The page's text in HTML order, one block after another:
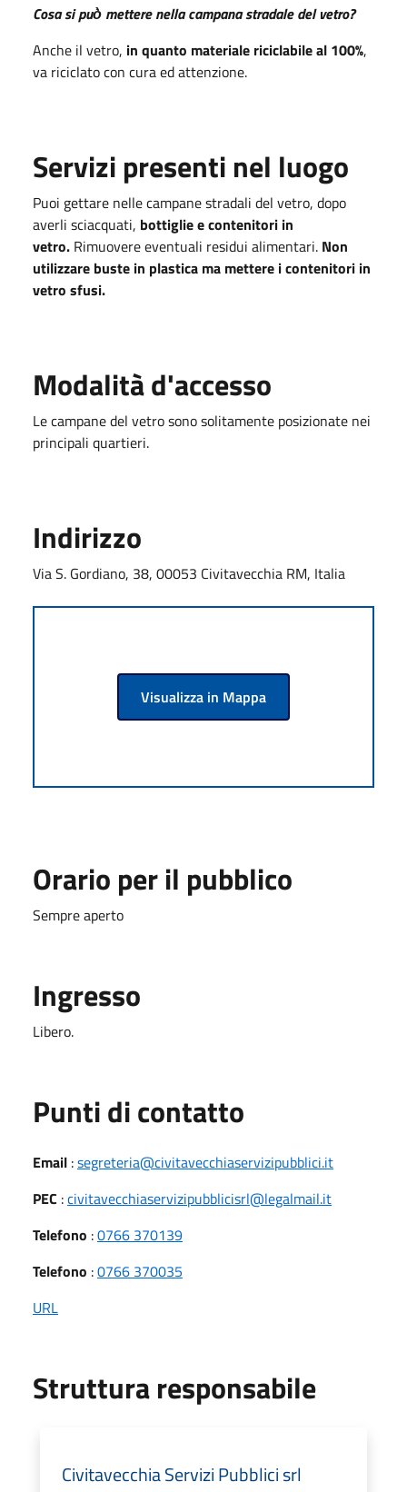
Cosa si può̀ mettere nella campana stradale del vetro?
Anche il vetro, in quanto materiale riciclabile al 100%,
va riciclato con cura ed attenzione.
Servizi presenti nel luogo
Puoi gettare nelle campane stradali del vetro, dopo
averli sciacquati, bottiglie e contenitori in
vetro. Rimuovere eventuali residui alimentari. Non
utilizzare buste in plastica ma mettere i contenitori in
vetro sfusi.
Modalità d'accesso
Le campane del vetro sono solitamente posizionate nei
principali quartieri.
Indirizzo
Via S. Gordiano, 38, 00053 Civitavecchia RM, Italia
Visualizza in Mappa
Orario per il pubblico
Sempre aperto
Ingresso
Libero.
Punti di contatto
Email :segreteria@civitavecchiaservizipubblici.it
PEC :civitavecchiaservizipubblicisrl@legalmail.it
Telefono :0766 370139
Telefono :0766 370035
URL
Struttura responsabile
Civitavecchia Servizi Pubblici srl